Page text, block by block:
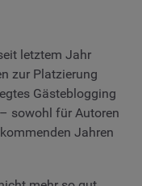
letztem Jahr
zur Platzierung
Gästeblogging
sowohl für Autoren
Jahren